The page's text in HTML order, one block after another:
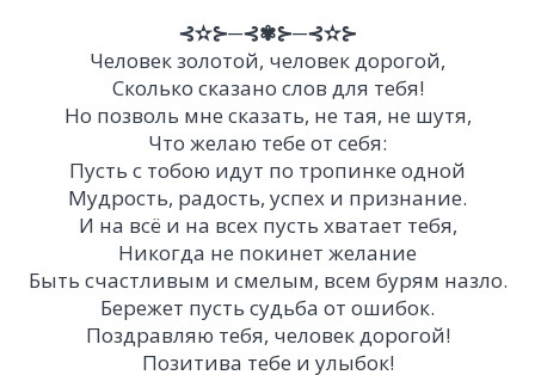
⊰✫⊱─⊰✾⊱─⊰✫⊱
Человек золотой, человек дорогой,
Сколько сказано слов для тебя!
Но позволь мне сказать, не тая, не шутя,
Что желаю тебе от себя:
Пусть с тобою идут по тропинке одной
Мудрость, радость, успех и признание.
И на всё и на всех пусть хватает тебя,
Никогда не покинет желание
Быть счастливым и смелым, всем бурям назло.
Бережет пусть судьба от ошибок.
Поздравляю тебя, человек дорогой!
Позитива тебе и улыбок!